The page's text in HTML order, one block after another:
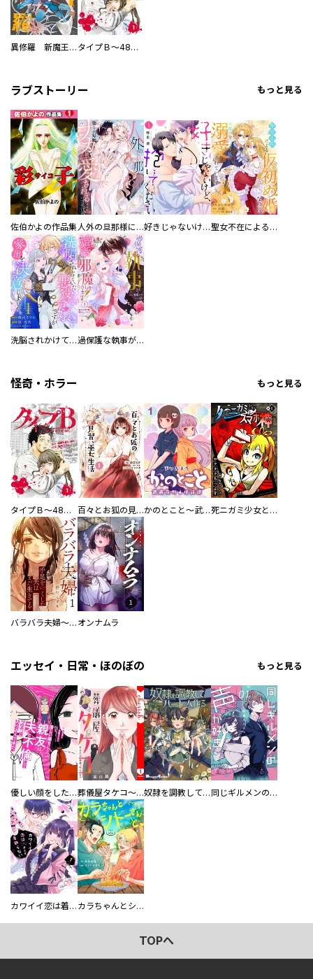
異修羅 新魔王戦争 タイプＢ～48時間後、致死率100％～【単話】
ラブストーリー もっと見る
佐伯かよの作品集 人外の旦那様に娶られ毎晩ナカまで愛される…。アンソロジー 好きじゃないけど、抱いてください【電子単行本版／特典おまけ付き】 聖女不在による仮初め婚なのに、不器用な王太子に溺愛されています【電子単行本版／特典おまけ付き】
洗脳されかけていた悪役令嬢ですが家出を決意しました。【電子単行本版／特典おまけ付き】 過保護な執事が私の婚活を邪魔してきます！ 分冊版
怪奇・ホラー もっと見る
タイプＢ～48時間後、致死率100％～【単話】 百々とお狐の見習い巫女生活【単行本版】 かのとこと～武蔵花町怪話譚～ 【連載版】 死ニガミ少女とスマホ神
バラバラ夫婦～手足をなくした夫はまだ生きてる オンナムラ
エッセイ・日常・ほのぼの もっと見る
優しい顔をした親友は、夫と不倫して私の家に入り込んできた。 葬儀屋タケコ～あなたの最期、叶えます【電子単行本版】 奴隷を調教してハーレム作る 同じギルメンの声が好き
カワイイ恋は着飾らない カラちゃんとシトーさんと、 【分冊版】
TOPへ